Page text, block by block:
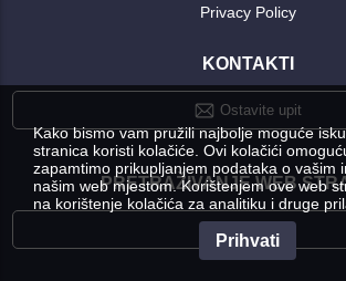
Privacy Policy
KONTAKTI
Ostavite upit
PRETRAŽIVANJE WEB
Kako bismo vam pružili najbolje moguće
stranica koristi kolačiće. Ovi kolačići
zapamtimo prikupljanjem podataka o vašim
našim web mjestom. Korištenjem ove web
na korištenje kolačića za analitiku i druge
Prihvati